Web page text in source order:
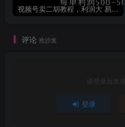
视频号卖二胡教程，利润大 易成交 售后少，一单利润5张+
评论 抢沙发
请登录后发
登录